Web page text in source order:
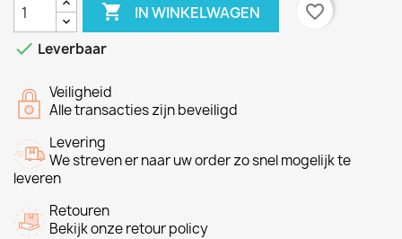
 IN WINKELWAGEN
favorite_border
 Leverbaar
Veiligheid
Alle transacties zijn beveiligd
Levering
We streven er naar uw order zo snel mogelijk te
leveren
Retouren
Bekijk onze retour policy